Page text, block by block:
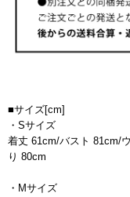
■サイズ[cm]
・Sサイズ
着丈 61cm/バスト 81cm/
り 80cm
・Mサイズ